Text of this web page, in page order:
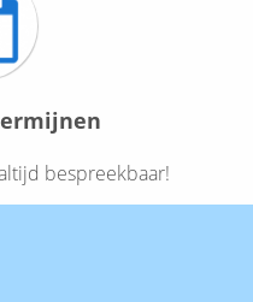
bespreekbaar!